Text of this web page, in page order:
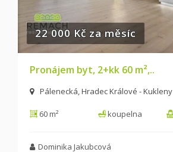
22 000 Kč za měsíc
Pronájem byt, 2+kk 60 m²,..
Pálenecká, Hradec Králové - Kukleny
60 m² koupelna
Dominika Jakubcová